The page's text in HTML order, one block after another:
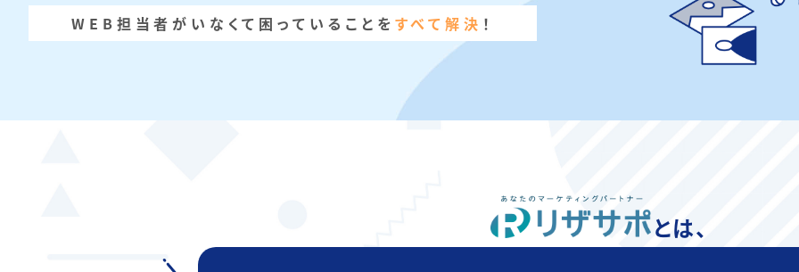
WEB担当者がいなくて困っていることを すべて解決 ！
とは、